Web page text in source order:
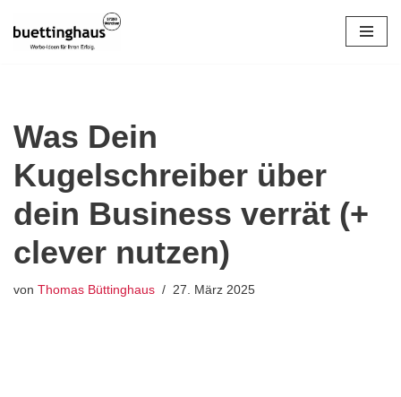
Zum
Was Dein
Kugelschreiber über
dein Business verrät (+
clever nutzen)
von Thomas Büttinghaus 27. März 2025